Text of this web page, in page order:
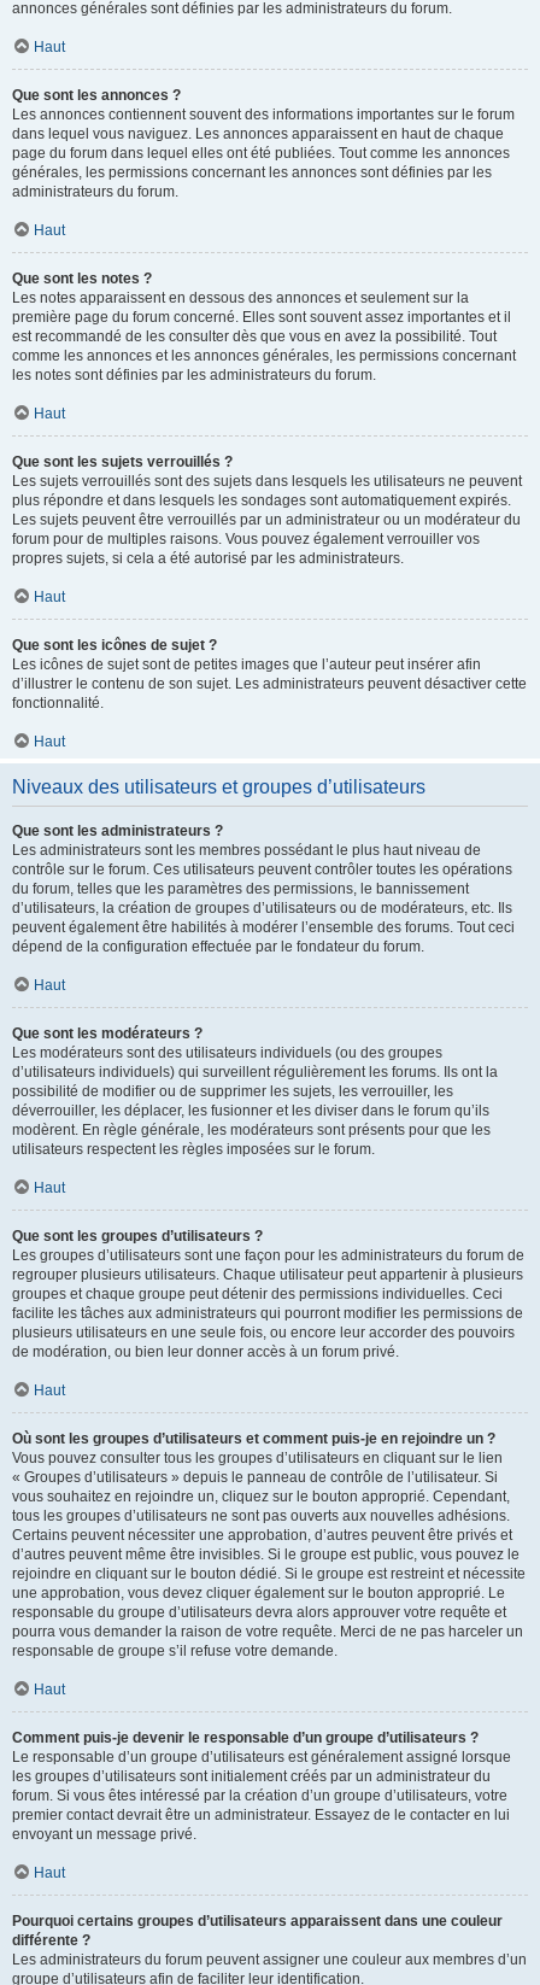
annonces générales sont définies par les administrateurs du forum.
Haut
Que sont les annonces ?
Les annonces contiennent souvent des informations importantes sur le forum
dans lequel vous naviguez. Les annonces apparaissent en haut de chaque
page du forum dans lequel elles ont été publiées. Tout comme les annonces
générales, les permissions concernant les annonces sont définies par les
administrateurs du forum.
Haut
Que sont les notes ?
Les notes apparaissent en dessous des annonces et seulement sur la
première page du forum concerné. Elles sont souvent assez importantes et il
est recommandé de les consulter dès que vous en avez la possibilité. Tout
comme les annonces et les annonces générales, les permissions concernant
les notes sont définies par les administrateurs du forum.
Haut
Que sont les sujets verrouillés ?
Les sujets verrouillés sont des sujets dans lesquels les utilisateurs ne peuvent
plus répondre et dans lesquels les sondages sont automatiquement expirés.
Les sujets peuvent être verrouillés par un administrateur ou un modérateur du
forum pour de multiples raisons. Vous pouvez également verrouiller vos
propres sujets, si cela a été autorisé par les administrateurs.
Haut
Que sont les icônes de sujet ?
Les icônes de sujet sont de petites images que l’auteur peut insérer afin
d’illustrer le contenu de son sujet. Les administrateurs peuvent désactiver cette
fonctionnalité.
Haut
Niveaux des utilisateurs et groupes d’utilisateurs
Que sont les administrateurs ?
Les administrateurs sont les membres possédant le plus haut niveau de
contrôle sur le forum. Ces utilisateurs peuvent contrôler toutes les opérations
du forum, telles que les paramètres des permissions, le bannissement
d’utilisateurs, la création de groupes d’utilisateurs ou de modérateurs, etc. Ils
peuvent également être habilités à modérer l’ensemble des forums. Tout ceci
dépend de la configuration effectuée par le fondateur du forum.
Haut
Que sont les modérateurs ?
Les modérateurs sont des utilisateurs individuels (ou des groupes
d’utilisateurs individuels) qui surveillent régulièrement les forums. Ils ont la
possibilité de modifier ou de supprimer les sujets, les verrouiller, les
déverrouiller, les déplacer, les fusionner et les diviser dans le forum qu’ils
modèrent. En règle générale, les modérateurs sont présents pour que les
utilisateurs respectent les règles imposées sur le forum.
Haut
Que sont les groupes d’utilisateurs ?
Les groupes d’utilisateurs sont une façon pour les administrateurs du forum de
regrouper plusieurs utilisateurs. Chaque utilisateur peut appartenir à plusieurs
groupes et chaque groupe peut détenir des permissions individuelles. Ceci
facilite les tâches aux administrateurs qui pourront modifier les permissions de
plusieurs utilisateurs en une seule fois, ou encore leur accorder des pouvoirs
de modération, ou bien leur donner accès à un forum privé.
Haut
Où sont les groupes d’utilisateurs et comment puis-je en rejoindre un ?
Vous pouvez consulter tous les groupes d’utilisateurs en cliquant sur le lien
« Groupes d’utilisateurs » depuis le panneau de contrôle de l’utilisateur. Si
vous souhaitez en rejoindre un, cliquez sur le bouton approprié. Cependant,
tous les groupes d’utilisateurs ne sont pas ouverts aux nouvelles adhésions.
Certains peuvent nécessiter une approbation, d’autres peuvent être privés et
d’autres peuvent même être invisibles. Si le groupe est public, vous pouvez le
rejoindre en cliquant sur le bouton dédié. Si le groupe est restreint et nécessite
une approbation, vous devez cliquer également sur le bouton approprié. Le
responsable du groupe d’utilisateurs devra alors approuver votre requête et
pourra vous demander la raison de votre requête. Merci de ne pas harceler un
responsable de groupe s’il refuse votre demande.
Haut
Comment puis-je devenir le responsable d’un groupe d’utilisateurs ?
Le responsable d’un groupe d’utilisateurs est généralement assigné lorsque
les groupes d’utilisateurs sont initialement créés par un administrateur du
forum. Si vous êtes intéressé par la création d’un groupe d’utilisateurs, votre
premier contact devrait être un administrateur. Essayez de le contacter en lui
envoyant un message privé.
Haut
Pourquoi certains groupes d’utilisateurs apparaissent dans une couleur
différente ?
Les administrateurs du forum peuvent assigner une couleur aux membres d’un
groupe d’utilisateurs afin de faciliter leur identification.